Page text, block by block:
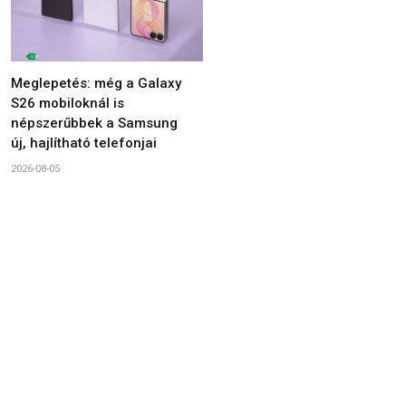
Meglepetés: még a Galaxy
S26 mobiloknál is
népszerűbbek a Samsung
új, hajlítható telefonjai
2026-08-05